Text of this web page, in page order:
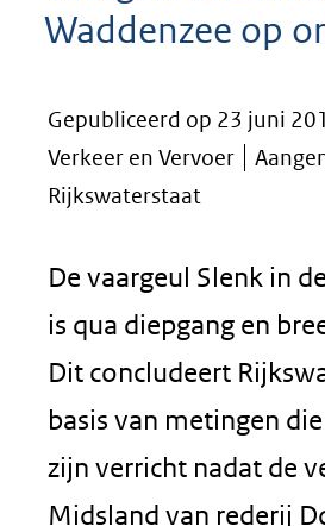
Waddenzee op
Gepubliceerd op 23 juni
Verkeer en Vervoer
Rijkswaterstaat
De vaargeul Slenk in
is qua diepgang en
Dit concludeert
basis van metingen
zijn verricht nadat de
Midsland van rederij